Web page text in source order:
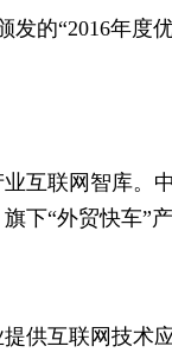
的“2016年
互联网智库
“外贸快车”
供互联网技